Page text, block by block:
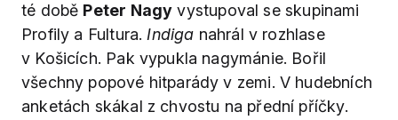
té době Peter Nagy vystupoval se skupinami
Profily a Fultura. Indiga nahrál v rozhlase
v Košicích. Pak vypukla nagymánie. Bořil
všechny popové hitparády v zemi. V hudebních
anketách skákal z chvostu na přední příčky.